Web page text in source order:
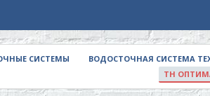
СИСТЕМЫ ВОДОСТОЧНАЯ СИСТЕМА
ТН